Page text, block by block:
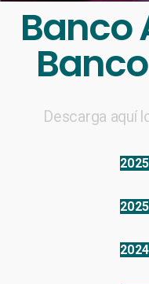
Banco
Descarga aquí